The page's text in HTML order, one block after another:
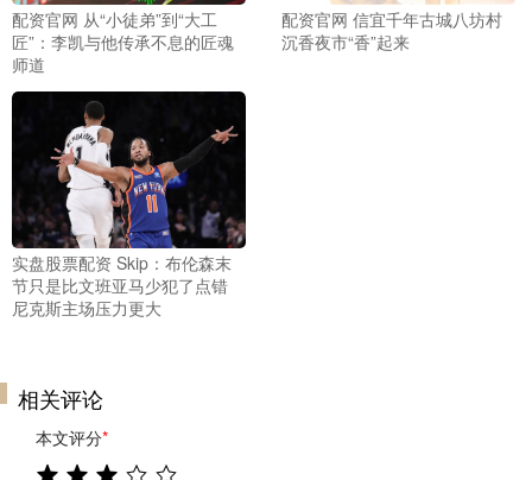
配资官网 从“小徒弟”到“大工
匠”：李凯与他传承不息的匠魂
师道
配资官网 信宜千年古城八坊村
沉香夜市“香”起来
实盘股票配资 Skip：布伦森末
节只是比文班亚马少犯了点错
尼克斯主场压力更大
相关评论
本文评分*